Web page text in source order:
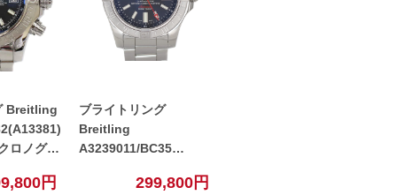
Breitling
ロノグラ
古】 円
ブライトリング
Breitling
A3239011/BC35
GMT ブラック 【中古】
299,800円